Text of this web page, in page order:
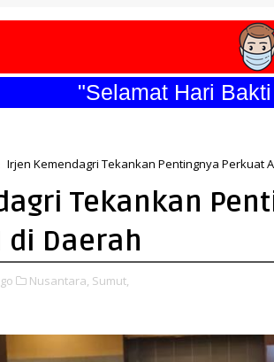
"Selamat Hari Bakti
Irjen Kemendagri Tekankan Pentingnya Perkuat
Tekankan
di Daerah
Nusantara, Sumut,